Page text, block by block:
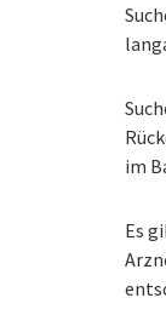
im
Es